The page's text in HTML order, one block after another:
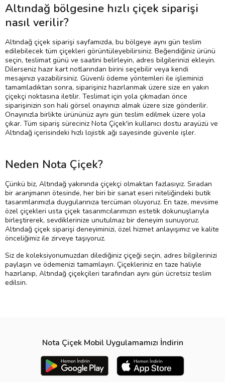
Altındağ bölgesine hızlı çiçek siparişi
nasıl verilir?
Altındağ çiçek siparişi sayfamızda, bu bölgeye aynı gün teslim
edilebilecek tüm çiçekleri görüntüleyebilirsiniz. Beğendiğiniz ürünü
seçin, teslimat günü ve saatini belirleyin, adres bilgilerinizi ekleyin.
Dilerseniz hazır kart notlarından birini seçebilir veya kendi
mesajınızı yazabilirsiniz. Güvenli ödeme yöntemleri ile işleminizi
tamamladıktan sonra, siparişiniz hazırlanmak üzere size en yakın
çiçekçi noktasına iletilir. Teslimat için yola çıkmadan önce
siparişinizin son hali görsel onayınızı almak üzere size gönderilir.
Onayınızla birlikte ürününüz aynı gün teslim edilmek üzere yola
çıkar. Tüm sipariş süreciniz Nota Çiçek'in kullanıcı dostu arayüzü ve
Altındağ içerisindeki hızlı lojistik ağı sayesinde güvenle işler.
Neden Nota Çiçek?
Çünkü biz, Altındağ yakınında çiçekçi olmaktan fazlasıyız. Sıradan
bir aranjmanın ötesinde, her biri bir sanat eseri niteliğindeki butik
tasarımlarımızla duygularınıza tercüman oluyoruz. En taze, mevsime
özel çiçekleri usta çiçek tasarımcılarımızın estetik dokunuşlarıyla
birleştirerek, sevdiklerinize unutulmaz bir deneyim sunuyoruz.
Altındağ çiçek siparişi deneyiminizi, özel hizmet anlayışımız ve kalite
önceliğimiz ile zirveye taşıyoruz.
Siz de koleksiyonumuzdan dilediğiniz çiçeği seçin, adres bilgilerinizi
paylaşın ve ödemenizi tamamlayın. Çiçekleriniz en taze haliyle
hazırlanıp, Altındağ çiçekçileri tarafından aynı gün ücretsiz teslim
edilsin.
Nota Çiçek Mobil Uygulamamızı İndirin